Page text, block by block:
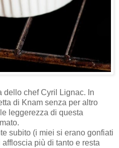
dello chef Cyril Lignac. In
di Knam senza per altro
leggerezza di questa
subito (i miei si erano gonfiati
più di tanto e resta